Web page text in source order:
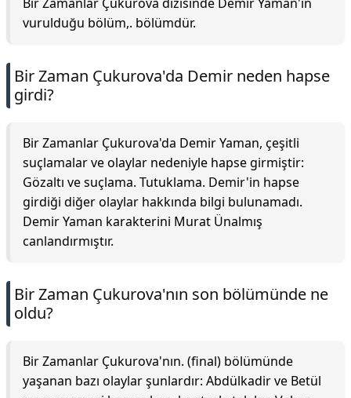
vurulduğu bölüm,. bölümdür.
Bir Zaman Çukurova'da Demir neden hapse
girdi?
Bir Zamanlar Çukurova'da Demir Yaman, çeşitli
suçlamalar ve olaylar nedeniyle hapse girmiştir:
Gözaltı ve suçlama. Tutuklama. Demir'in hapse
girdiği diğer olaylar hakkında bilgi bulunamadı.
Demir Yaman karakterini Murat Ünalmış
canlandırmıştır.
Bir Zaman Çukurova'nın son bölümünde ne
oldu?
Bir Zamanlar Çukurova'nın. (final) bölümünde
yaşanan bazı olaylar şunlardır: Abdülkadir ve Betül